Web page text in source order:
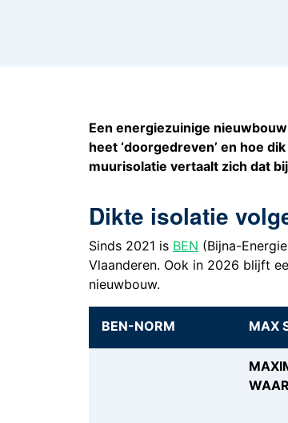
Een energiezuinige
heet ‘doorgedreven’ en hoe
muurisolatie vertaalt zich dat
Dikte isolatie
Sinds 2021 is BEN (Bijna-
Vlaanderen. Ook in 2026 blijft
nieuwbouw.
BEN-NORM MAX